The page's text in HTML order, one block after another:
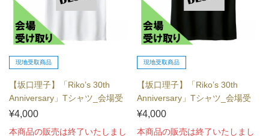
現地受取商品
【坂口理子】「Riko’s 30th
Anniversary」Tシャツ_会場受
け...
¥4,000
本商品の販売は終了いたしまし
現地受取商品
【坂口理子】「Riko’s 30th
Anniversary」Tシャツ_会場受
け...
¥4,000
本商品の販売は終了いたしまし